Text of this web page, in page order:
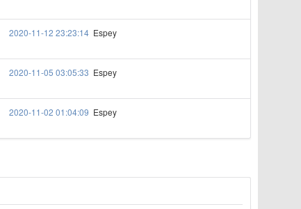
2020-11-12 23:23:14 Espey
2020-11-05 03:05:33 Espey
2020-11-02 01:04:09 Espey